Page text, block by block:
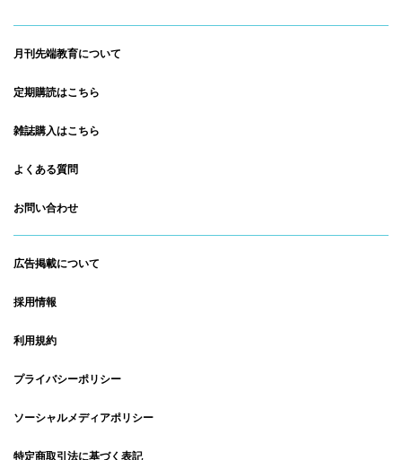
月刊先端教育について
定期購読はこちら
雑誌購入はこちら
よくある質問
お問い合わせ
広告掲載について
採用情報
利用規約
プライバシーポリシー
ソーシャルメディアポリシー
特定商取引法に基づく表記